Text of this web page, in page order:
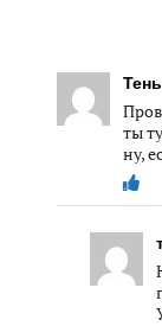
ты
ну,